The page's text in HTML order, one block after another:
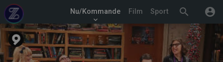
search account_circle
Nu/Kommande
keyboard_arrow_down
Film Sport